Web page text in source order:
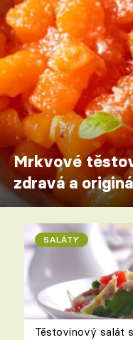
Mrkvové
zdravá a
SALÁTY
Těstovinový salát